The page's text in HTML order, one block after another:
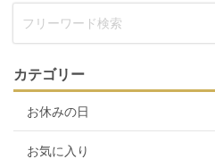
カテゴリー
お休みの日
お気に入り